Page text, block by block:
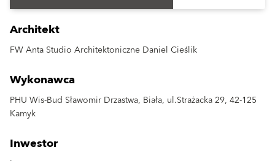
Architekt
FW Anta Studio Architektoniczne Daniel Cieślik
Wykonawca
PHU Wis-Bud Sławomir Drzastwa, Biała, ul.Strażacka 29, 42-125
Kamyk
Inwestor